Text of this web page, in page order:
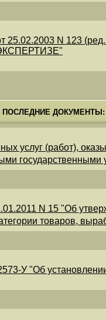
N 123
ПОСЛЕДНИЕ ДОКУМЕНТЫ:
услуг (работ),
государственными
N 15 "Об
товаров,
У "Об